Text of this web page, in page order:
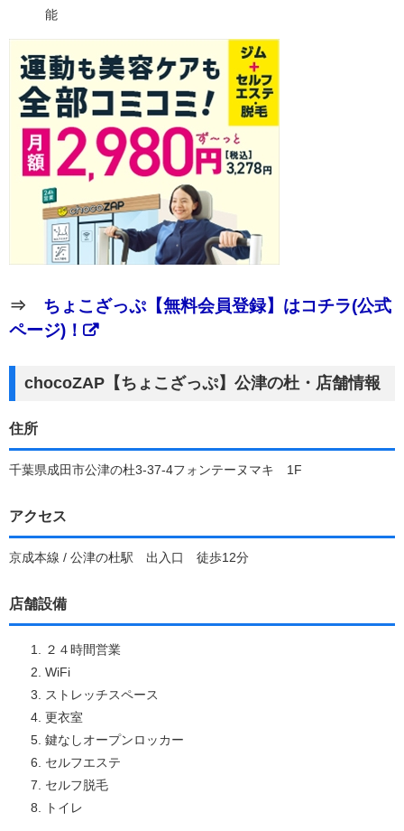
能
⇒ ちょこざっぷ【無料会員登録】はコチラ(公式
ページ)！
chocoZAP【ちょこざっぷ】公津の杜・店舗情報
住所
千葉県成田市公津の杜3-37-4フォンテーヌマキ 1F
アクセス
京成本線 / 公津の杜駅 出入口 徒歩12分
店舗設備
２４時間営業
WiFi
ストレッチスペース
更衣室
鍵なしオープンロッカー
セルフエステ
セルフ脱毛
トイレ